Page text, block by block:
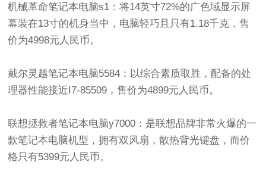
机械革命笔记本电脑s1：将14英寸72%的广色域显示屏
幕装在13寸的机身当中，电脑轻巧且只有1.18千克，售
价为4998元人民币。
戴尔灵越笔记本电脑5584：以综合素质取胜，配备的处
理器性能接近I7-85509，售价为4899元人民币。
联想拯救者笔记本电脑y7000：是联想品牌非常火爆的一
款笔记本电脑机型，拥有双风扇，散热背光键盘，而价
格只有5399元人民币。